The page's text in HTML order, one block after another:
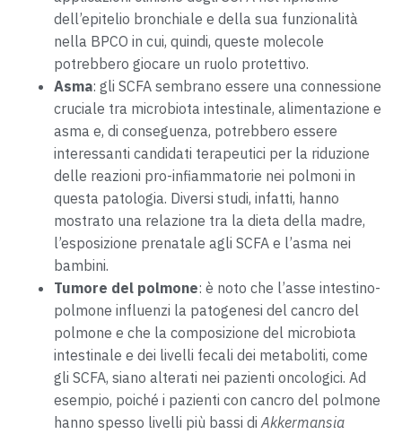
dell’epitelio bronchiale e della sua funzionalità
nella BPCO in cui, quindi, queste molecole
potrebbero giocare un ruolo protettivo.
Asma: gli SCFA sembrano essere una connessione
cruciale tra microbiota intestinale, alimentazione e
asma e, di conseguenza, potrebbero essere
interessanti candidati terapeutici per la riduzione
delle reazioni pro-infiammatorie nei polmoni in
questa patologia. Diversi studi, infatti, hanno
mostrato una relazione tra la dieta della madre,
l’esposizione prenatale agli SCFA e l’asma nei
bambini.
Tumore del polmone: è noto che l’asse intestino-
polmone influenzi la patogenesi del cancro del
polmone e che la composizione del microbiota
intestinale e dei livelli fecali dei metaboliti, come
gli SCFA, siano alterati nei pazienti oncologici. Ad
esempio, poiché i pazienti con cancro del polmone
hanno spesso livelli più bassi di Akkermansia